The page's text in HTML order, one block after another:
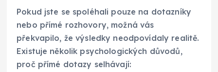
Pokud jste se spoléhali pouze na dotazníky
nebo přímé rozhovory, možná vás
překvapilo, že výsledky neodpovídaly realitě.
Existuje několik psychologických důvodů,
proč přímé dotazy selhávají: